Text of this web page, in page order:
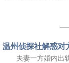
温州侦探社解惑对
夫妻一方婚内出轨